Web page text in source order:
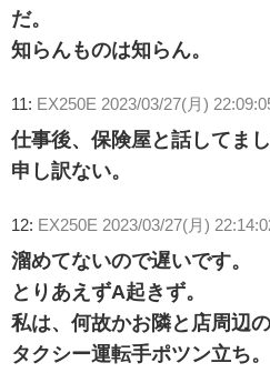
だ。
知らんものは知らん。
11: EX250E 2023/03/27(月)
仕事後、保険屋と話してまし
申し訳ない。
12: EX250E 2023/03/27(月)
溜めてないので遅いです。
とりあえずA起きず。
私は、何故かお隣と店周辺の
タクシー運転手ポツン立ち。